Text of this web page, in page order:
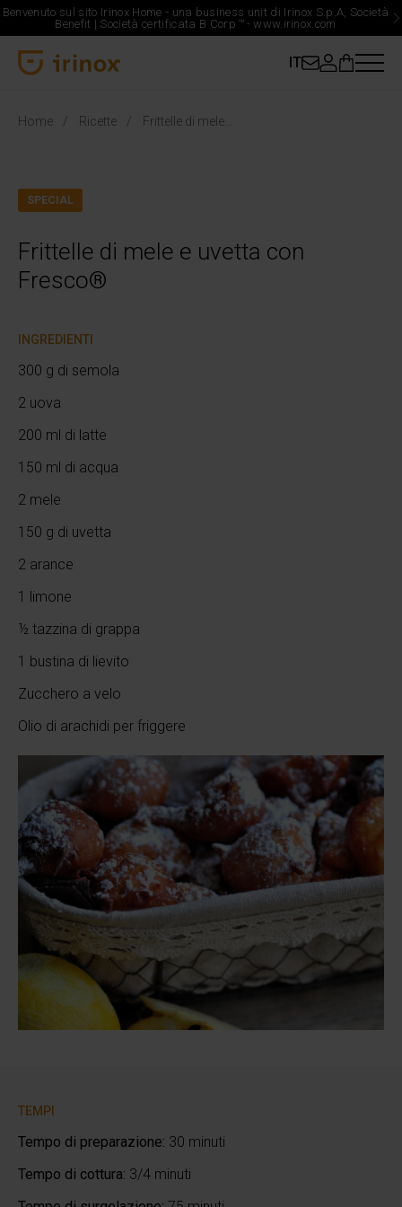
Benvenuto sul sito Irinox Home - una business unit di Irinox S.p.A, Società
Benefit | Società certificata B Corp ™-www.irinox.com
IT
Home Ricette
SPECIAL
Frittelle di mele e uvetta con
Fresco®
INGREDIENTI
300 g di semola
2 uova
200 ml di latte
150 ml di acqua
2 mele
150 g di uvetta
2 arance
1 limone
½ tazzina di grappa
1 bustina di lievito
Zucchero a velo
Olio di arachidi per friggere
TEMPI
Tempo di preparazione: 30 minuti
Tempo di cottura: 3/4 minuti